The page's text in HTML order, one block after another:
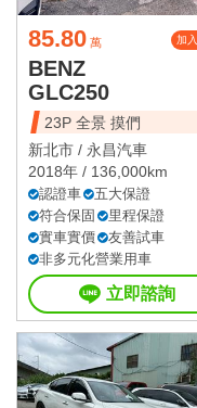
85.80 萬 加
BENZ
GLC250
23P 全景 摸們
新北市 / 永昌汽車
2018年 / 136,000km
認證車
五大保證
符合保固
里程保證
實車實價
友善試車
非多元化營業用車
立即諮詢